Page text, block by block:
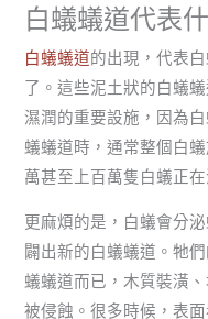
白蟻蟻道代表
白蟻蟻道的出現，代表
了。這些泥土狀的白蟻
濕潤的重要設施，因為
蟻蟻道時，通常整個白
萬甚至上百萬隻白蟻正在
更麻煩的是，白蟻會分
闢出新的白蟻蟻道。牠
蟻蟻道而已，木質裝潢
被侵蝕。很多時候，表